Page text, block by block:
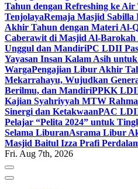
Tahun dengan Refreshing ke
TenjolayaRemaja Masjid Sabilla
Akhir Tahun dengan Materi Al-
Caberawit di Masjid Al-Barokah
Unggul dan MandiriPC LDII
Yayasan Insan Kalam Asih
WargaPengajian Libur Akhir
Mekarrahayu, Wujudkan
Berilmu, dan MandiriPPKK
Kajian Syahriyyah MTW
Sinergi dan KetakwaanPAC
Pelajar “Pelita 2024” untuk
Selama LiburanAsrama Libur
Masjid Baitul Izza Prafi
Fri. Aug 7th, 2026